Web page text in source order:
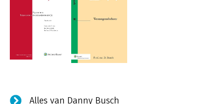
Alles van Danny Busch